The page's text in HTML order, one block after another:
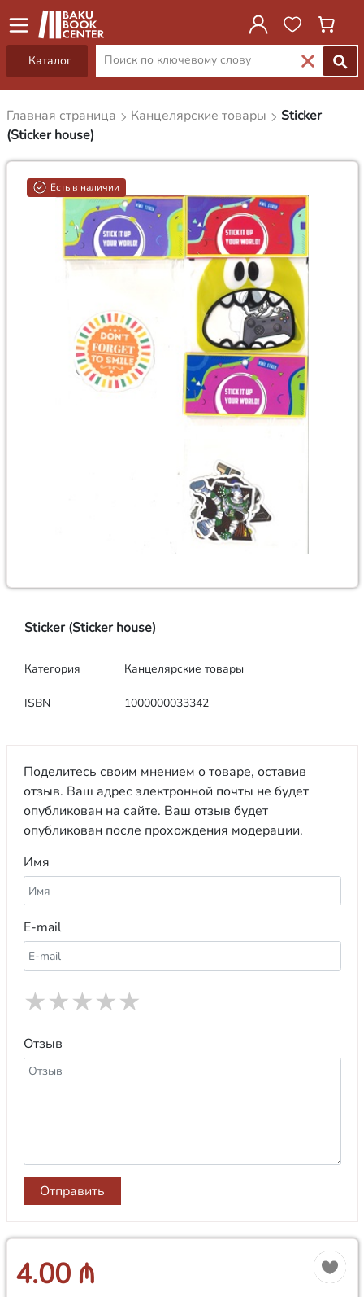
Каталог
Главная страница Канцелярские товары
Sticker
(Sticker house)
Есть в наличии
Sticker (Sticker house)
Категория Канцелярские товары
ISBN 1000000033342
Поделитесь своим мнением о товаре, оставив
отзыв. Ваш адрес электронной почты не будет
опубликован на сайте. Ваш отзыв будет
опубликован после прохождения модерации.
Имя
E-mail
★
★
★
★
★
Отзыв
Отправить
4.00 ₼